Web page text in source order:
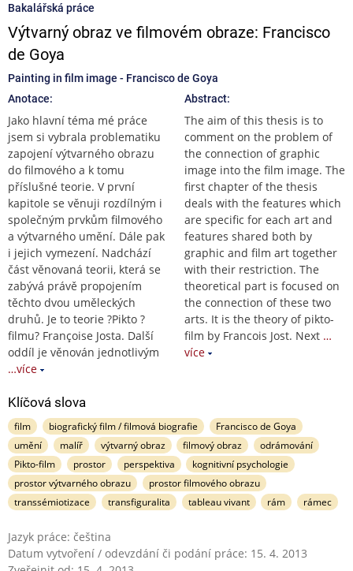
Bakalářská práce
Výtvarný obraz ve filmovém obraze: Francisco
de Goya
Painting in film image - Francisco de Goya
Anotace:
Jako hlavní téma mé práce
jsem si vybrala problematiku
zapojení výtvarného obrazu
do filmového a k tomu
příslušné teorie. V první
kapitole se věnuji rozdílným i
společným prvkům filmového
a výtvarného umění. Dále pak
i jejich vymezení. Nadchází
část věnovaná teorii, která se
zabývá právě propojením
těchto dvou uměleckých
druhů. Je to teorie ?Pikto ?
filmu? Françoise Josta. Další
oddíl je věnován jednotlivým
…více
Abstract:
The aim of this thesis is to
comment on the problem of
the connection of graphic
image into the film image. The
first chapter of the thesis
deals with the features which
are specific for each art and
features shared both by
graphic and film art together
with their restriction. The
theoretical part is focused on
the connection of these two
arts. It is the theory of pikto-
film by Francois Jost. Next …
více
Klíčová slova
film biografický film / filmová biografie
Francisco de Goya
umění
malíř výtvarný obraz filmový obraz
odrámování
Pikto-film
prostor perspektiva
kognitivní psychologie
prostor výtvarného obrazu
prostor filmového obrazu
transsémiotizace
transfiguralita tableau vivant rám rámec
Jazyk práce: čeština
Datum vytvoření / odevzdání či podání práce: 15. 4. 2013